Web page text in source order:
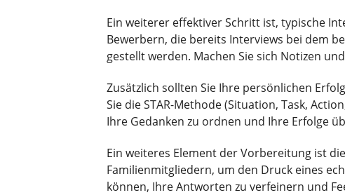
Ein weiterer effektiver Schritt ist, typische
Bewerbern, die bereits Interviews bei dem
gestellt werden. Machen Sie sich Notizen
Zusätzlich sollten Sie Ihre persönlichen
Sie die STAR-Methode (Situation, Task,
Ihre Gedanken zu ordnen und Ihre Erfolge
Ein weiteres Element der Vorbereitung ist
Familienmitgliedern, um den Druck eines
können, Ihre Antworten zu verfeinern und